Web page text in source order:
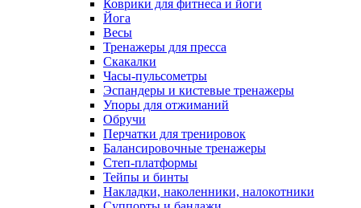
Коврики для фитнеса и йоги
Йога
Весы
Тренажеры для пресса
Скакалки
Часы-пульсометры
Эспандеры и кистевые тренажеры
Упоры для отжиманий
Обручи
Перчатки для тренировок
Балансировочные тренажеры
Степ-платформы
Тейпы и бинты
Накладки, наколенники, налокотники